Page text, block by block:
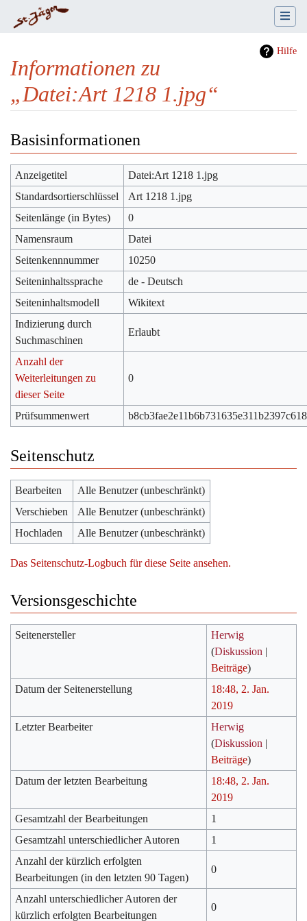
Hilfe
Informationen zu
„Datei:Art 1218 1.jpg“
Basisinformationen
Anzeigetitel
Datei:Art 1218 1.jpg
Standardsortierschlüssel
Art 1218 1.jpg
Seitenlänge (in Bytes)
0
Namensraum
Datei
Seitenkennnummer
10250
Seiteninhaltssprache
de - Deutsch
Seiteninhaltsmodell
Wikitext
Indizierung durch
Suchmaschinen
Erlaubt
Anzahl der
Weiterleitungen zu
dieser Seite
0
Prüfsummenwert
Seitenschutz
Bearbeiten
Alle Benutzer (unbeschränkt)
Verschieben
Alle Benutzer (unbeschränkt)
Hochladen
Alle Benutzer (unbeschränkt)
Das Seitenschutz-Logbuch für diese Seite ansehen.
Versionsgeschichte
Seitenersteller
Herwig
(Diskussion |
Beiträge)
Datum der Seitenerstellung
18:48, 2. Jan.
2019
Letzter Bearbeiter
Herwig
(Diskussion |
Beiträge)
Datum der letzten Bearbeitung
18:48, 2. Jan.
2019
Gesamtzahl der Bearbeitungen
1
Gesamtzahl unterschiedlicher Autoren
1
Anzahl der kürzlich erfolgten
Bearbeitungen (in den letzten 90 Tagen)
0
Anzahl unterschiedlicher Autoren der
kürzlich erfolgten Bearbeitungen
0